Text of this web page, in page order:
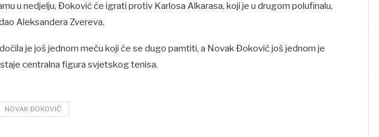
u nedjelju, Đoković će igrati protiv Karlosa Alkarasa, koji je u drugom polufinalu,
Aleksandera Zvereva.
je još jednom meču koji će se dugo pamtiti, a Novak Đoković još jednom je
centralna figura svjetskog tenisa.
NOVAK ĐOKOVIĆ